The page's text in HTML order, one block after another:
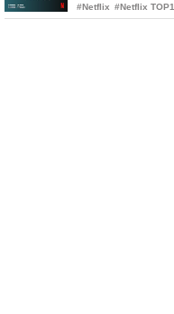
#Netflix #Netflix